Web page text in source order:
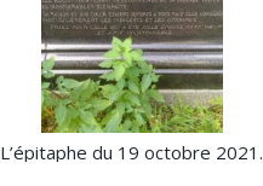
L’épitaphe du 19 octobre 2021.